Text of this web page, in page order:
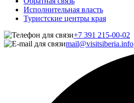
Исполнительная власть
Туристские центры края
+7 391 215-00-02
mail@visitsiberia.info